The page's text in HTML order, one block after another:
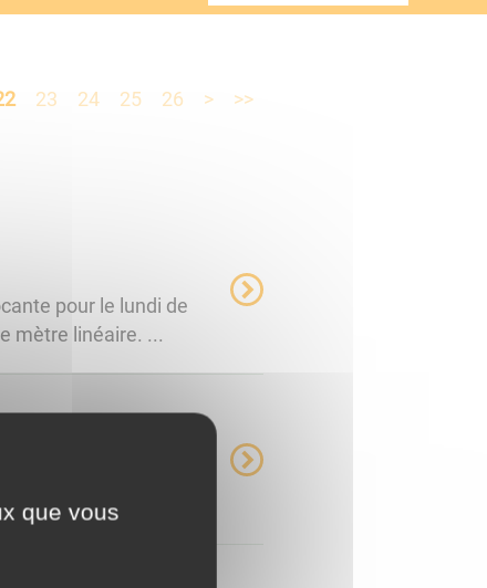
23 24 25 26 > >>
pour le lundi de
mètre linéaire. ...
cour de l'école de
...
que vous